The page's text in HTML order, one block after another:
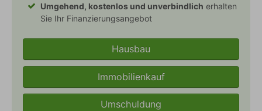
Umgehend, kostenlos und unverbindlich erhalten
Sie Ihr Finanzierungsangebot
Hausbau
Immobilienkauf
Umschuldung